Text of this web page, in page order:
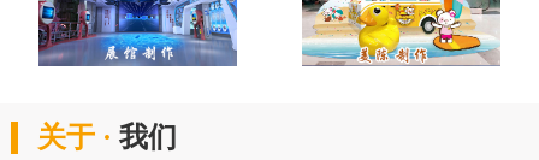
关于 ·我们